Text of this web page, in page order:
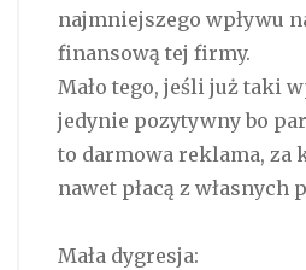
najmniejszego wpływu
finansową tej firmy.
Mało tego, jeśli już taki
jedynie pozytywny bo
to darmowa reklama, za
nawet płacą z własnych
Mała dygresja: